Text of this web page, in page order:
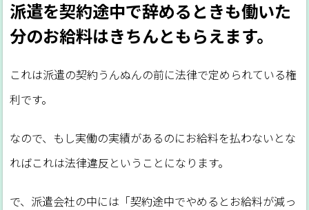
派遣を契約途中で辞めるときも働いた
分のお給料はきちんともらえます。
これは派遣の契約うんぬんの前に法律で定められている権
利です。
なので、もし実働の実績があるのにお給料を払わないとな
ればこれは法律違反ということになります。
で、派遣会社の中には「契約途中でやめるとお給料が減っ